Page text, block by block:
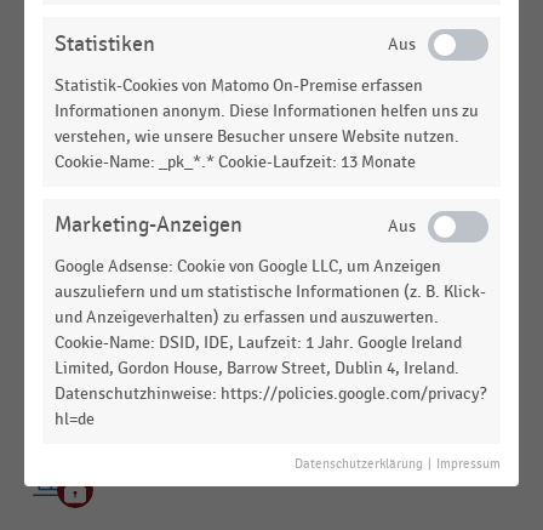
KAUF - UND WARENHÄUSER STATISTIK
Umsatz der führenden Warenhausunternehmen in
der Schweiz (2008-2018)
KAUF - UND WARENHÄUSER|STATISTIK
Anzahl der Loeb-Warenhäuser in der Schweiz
STATISTIK
Umsatz der Loeb-Gruppe nach Betriebsformen
(2002/2003-2010)
KAUF - UND WARENHÄUSER|STATISTIK
Verkaufsfläche der Loeb-Gruppe in der Schweiz
(2010-2016)
Umsatz der Loeb-Gruppe (2008-2018)
Statistiken
Statistik-Cookies von Matomo On-Premise erfassen
Informationen anonym. Diese Informationen helfen uns zu
verstehen, wie unsere Besucher unsere Website nutzen.
Cookie-Name: _pk_*.* Cookie-Laufzeit: 13 Monate
Marketing-Anzeigen
Google Adsense: Cookie von Google LLC, um Anzeigen
auszuliefern und um statistische Informationen (z. B. Klick-
und Anzeigeverhalten) zu erfassen und auszuwerten.
Cookie-Name: DSID, IDE, Laufzeit: 1 Jahr. Google Ireland
Limited, Gordon House, Barrow Street, Dublin 4, Ireland.
Datenschutzhinweise: https://policies.google.com/privacy?
hl=de
Datenschutzerklärung Impressum